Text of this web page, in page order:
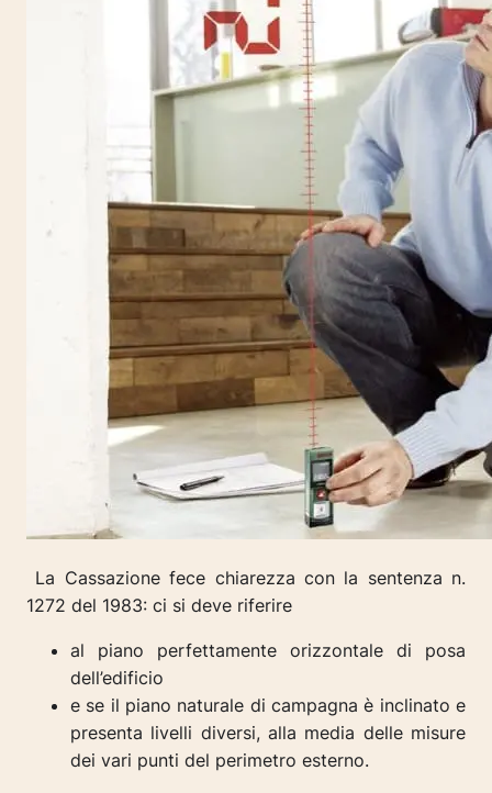
La Cassazione fece chiarezza con la sentenza n.
1272 del 1983: ci si deve riferire
al piano perfettamente orizzontale di posa
dell’edificio
e se il piano naturale di campagna è inclinato e
presenta livelli diversi, alla media delle misure
dei vari punti del perimetro esterno.